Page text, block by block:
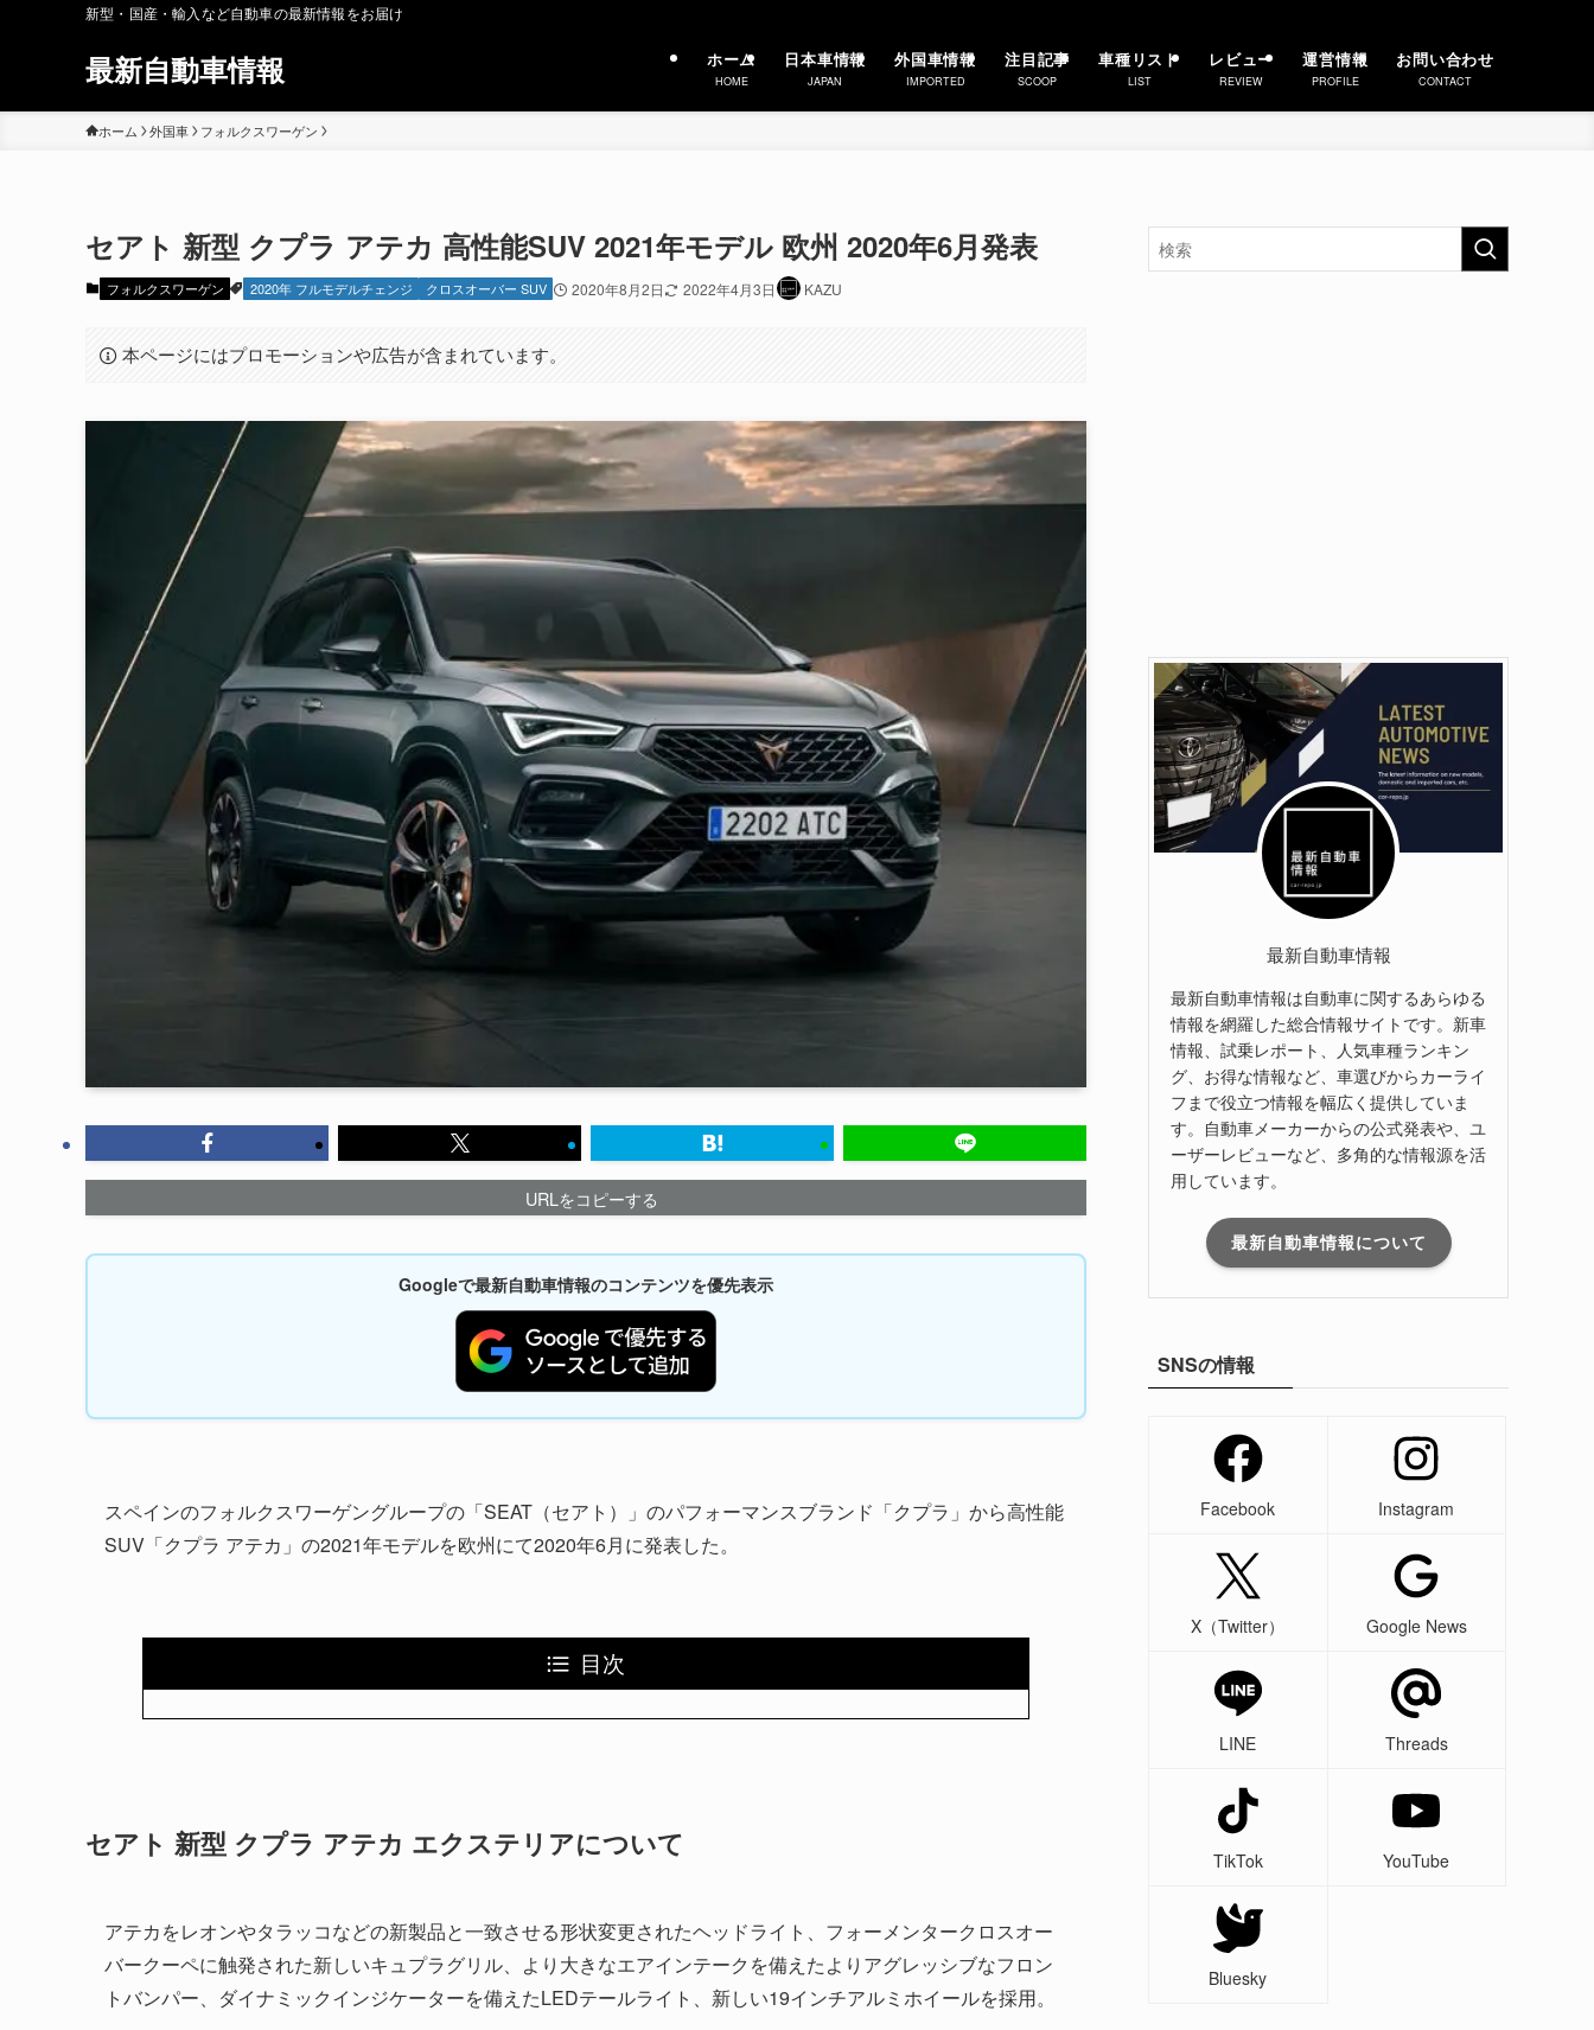
新型・国産・輸入など自動車の最新情報をお届け
最新自動車情報 ホーム
HOME
日本車情報
JAPAN
外国車情報
IMPORTED
注目記事
SCOOP
車種リスト
LIST
レビュー
REVIEW
運営情報
PROFILE
お問い合わせ
CONTACT
ホーム 外国車 フォルクスワーゲン
セアト 新型 クプラ アテカ 高性能SUV 2021年モデル 欧州 2020年6月発表
フォルクスワーゲン 2020年 フルモデルチェンジ クロスオーバー SUV 2020年8月2日 2022年4月3日 KAZU
本ページにはプロモーションや広告が含まれています。
URLをコピーする
Googleで最新自動車情報のコンテンツを優先表示
スペインのフォルクスワーゲングループの「SEAT（セアト）」のパフォーマンスブランド「クプラ」から高性能
SUV「クプラ アテカ」の2021年モデルを欧州にて2020年6月に発表した。
目次
セアト 新型 クプラ アテカ エクステリアについて
アテカをレオンやタラッコなどの新製品と一致させる形状変更されたヘッドライト、フォーメンタークロスオー
バークーペに触発された新しいキュプラグリル、より大きなエアインテークを備えたよりアグレッシブなフロン
トバンパー、ダイナミックインジケーターを備えたLEDテールライト、新しい19インチアルミホイールを採用。
最新自動車情報
最新自動車情報は自動車に関するあらゆる
情報を網羅した総合情報サイトです。新車
情報、試乗レポート、人気車種ランキン
グ、お得な情報など、車選びからカーライ
フまで役立つ情報を幅広く提供していま
す。自動車メーカーからの公式発表や、ユ
ーザーレビューなど、多角的な情報源を活
用しています。
最新自動車情報について
SNSの情報
Facebook Instagram
X（Twitter） Google News
LINE Threads
TikTok YouTube
Bluesky